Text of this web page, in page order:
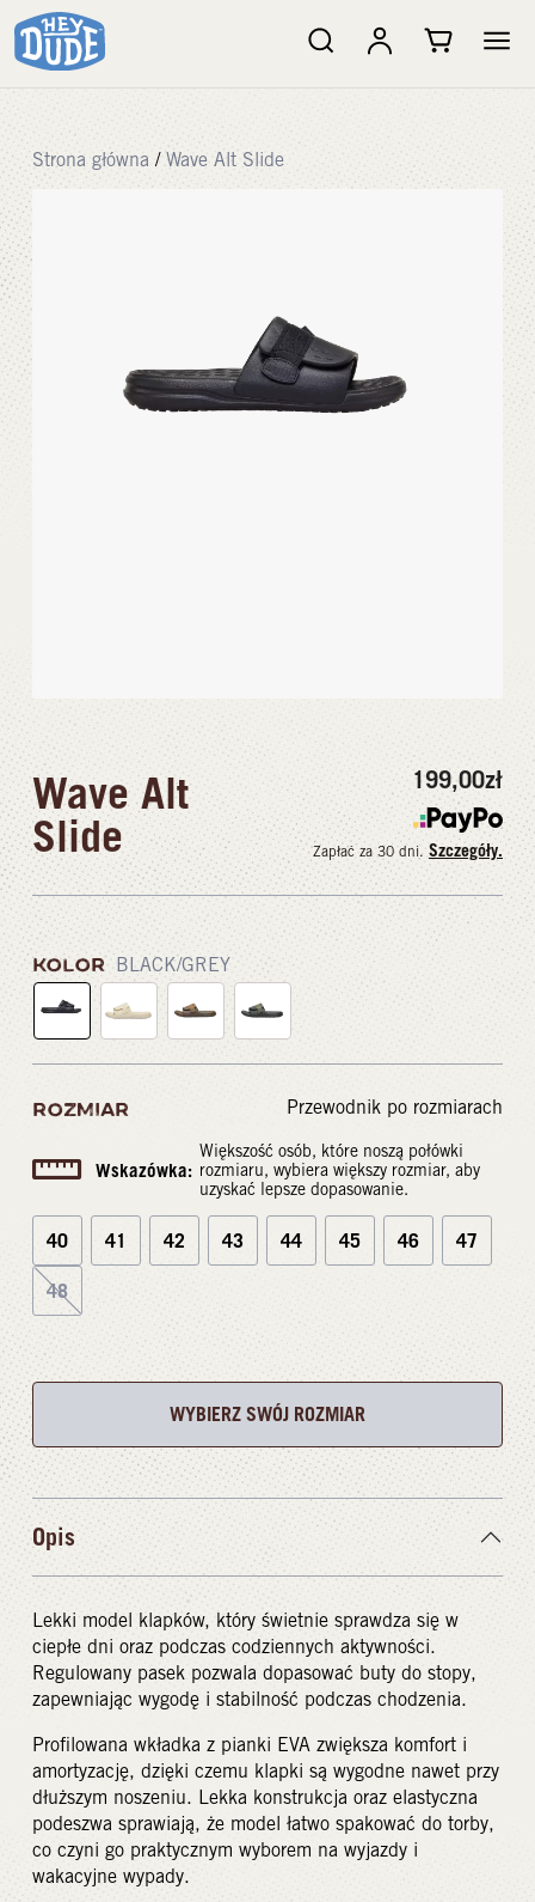
Strona główna / Wave Alt Slide
Wave Alt
Slide
199,00zł
Zapłać za 30 dni.Szczegóły.
KOLOR BLACK/GREY
ROZMIAR Przewodnik po rozmiarach
Wskazówka:
Większość osób, które noszą połówki
rozmiaru, wybiera większy rozmiar, aby
uzyskać lepsze dopasowanie.
40 41 42 43 44 45 46 47
48
WYBIERZ SWÓJ ROZMIAR
Opis
Lekki model klapków, który świetnie sprawdza się w
ciepłe dni oraz podczas codziennych aktywności.
Regulowany pasek pozwala dopasować buty do stopy,
zapewniając wygodę i stabilność podczas chodzenia.
Profilowana wkładka z pianki EVA zwiększa komfort i
amortyzację, dzięki czemu klapki są wygodne nawet przy
dłuższym noszeniu. Lekka konstrukcja oraz elastyczna
podeszwa sprawiają, że model łatwo spakować do torby,
co czyni go praktycznym wyborem na wyjazdy i
wakacyjne wypady.